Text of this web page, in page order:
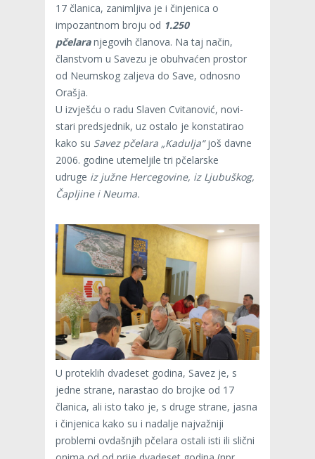
17 članica, zanimljiva je i činjenica o
impozantnom broju od 1.250
pčelara njegovih članova. Na taj način,
članstvom u Savezu je obuhvaćen prostor
od Neumskog zaljeva do Save, odnosno
Orašja.
U izvješću o radu Slaven Cvitanović, novi-
stari predsjednik, uz ostalo je konstatirao
kako su Savez pčelara „Kadulja“još davne
2006. godine utemeljile tri pčelarske
udruge iz južne Hercegovine, iz Ljubuškog,
Čapljine i Neuma.
U proteklih dvadeset godina, Savez je, s
jedne strane, narastao do brojke od 17
članica, ali isto tako je, s druge strane, jasna
i činjenica kako su i nadalje najvažniji
problemi ovdašnjih pčelara ostali isti ili slični